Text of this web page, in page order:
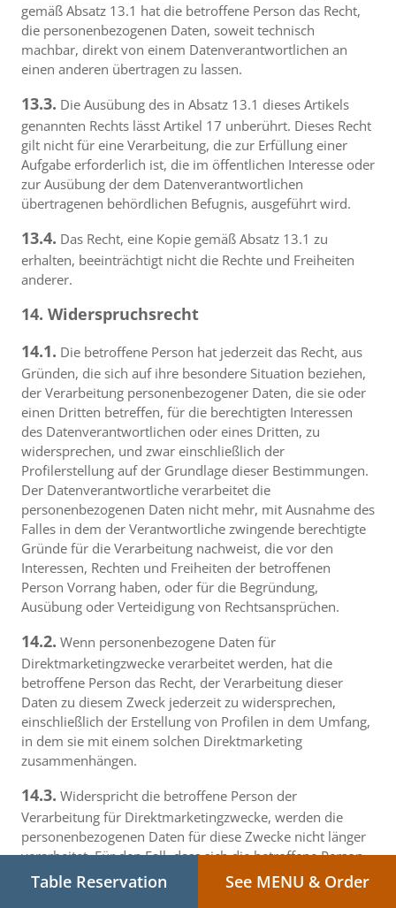
gemäß Absatz 13.1 hat die betroffene Person das Recht,
die personenbezogenen Daten, soweit technisch
machbar, direkt von einem Datenverantwortlichen an
einen anderen übertragen zu lassen.
13.3. Die Ausübung des in Absatz 13.1 dieses Artikels
genannten Rechts lässt Artikel 17 unberührt. Dieses Recht
gilt nicht für eine Verarbeitung, die zur Erfüllung einer
Aufgabe erforderlich ist, die im öffentlichen Interesse oder
zur Ausübung der dem Datenverantwortlichen
übertragenen behördlichen Befugnis, ausgeführt wird.
13.4. Das Recht, eine Kopie gemäß Absatz 13.1 zu
erhalten, beeinträchtigt nicht die Rechte und Freiheiten
anderer.
14. Widerspruchsrecht
14.1. Die betroffene Person hat jederzeit das Recht, aus
Gründen, die sich auf ihre besondere Situation beziehen,
der Verarbeitung personenbezogener Daten, die sie oder
einen Dritten betreffen, für die berechtigten Interessen
des Datenverantwortlichen oder eines Dritten, zu
widersprechen, und zwar einschließlich der
Profilerstellung auf der Grundlage dieser Bestimmungen.
Der Datenverantwortliche verarbeitet die
personenbezogenen Daten nicht mehr, mit Ausnahme des
Falles in dem der Verantwortliche zwingende berechtigte
Gründe für die Verarbeitung nachweist, die vor den
Interessen, Rechten und Freiheiten der betroffenen
Person Vorrang haben, oder für die Begründung,
Ausübung oder Verteidigung von Rechtsansprüchen.
14.2. Wenn personenbezogene Daten für
Direktmarketingzwecke verarbeitet werden, hat die
betroffene Person das Recht, der Verarbeitung dieser
Daten zu diesem Zweck jederzeit zu widersprechen,
einschließlich der Erstellung von Profilen in dem Umfang,
in dem sie mit einem solchen Direktmarketing
zusammenhängen.
14.3. Widerspricht die betroffene Person der
Verarbeitung für Direktmarketingzwecke, werden die
personenbezogenen Daten für diese Zwecke nicht länger
verarbeitet. Für den Fall, dass sich die betroffene Person
die Verarbeitung personenbezogener Daten zum Zwecke
Table Reservation See MENU & Order